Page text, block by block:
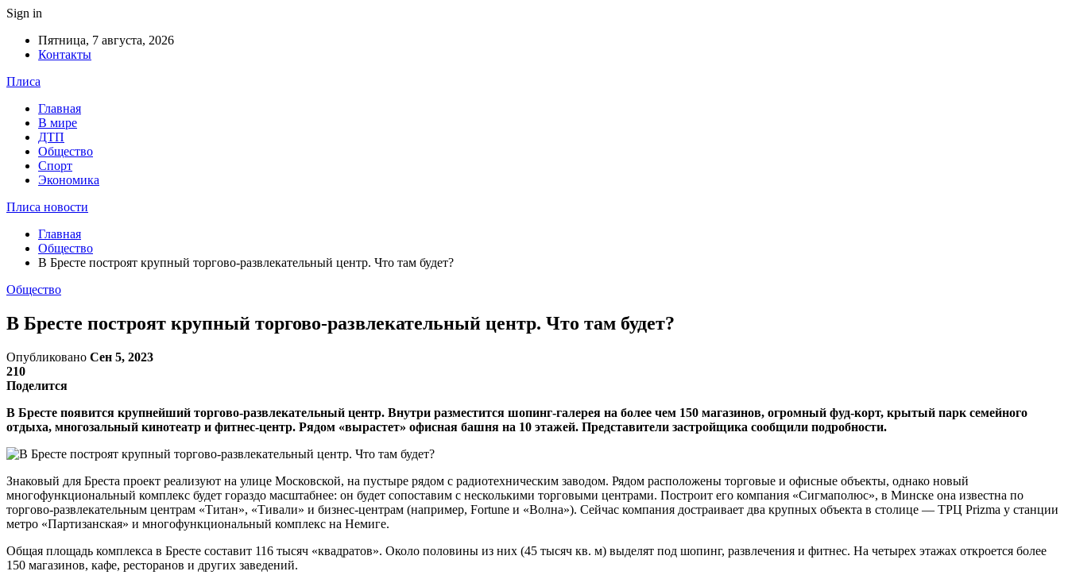
Sign in
Пятница, 7 августа, 2026
Контакты
Плиса
Главная
В мире
ДТП
Общество
Спорт
Экономика
Плиса новости
Главная
Общество
В Бресте построят крупный торгово-развлекательный центр. Что там будет?
Общество
В Бресте построят крупный торгово-развлекательный центр. Что там будет?
Опубликовано Сен 5, 2023
210
Поделится
В Бресте появится крупнейший торгово-развлекательный центр. Внутри разместится шопинг-галерея на более чем 150 магазинов, огромный фуд-корт, крытый парк семейного
отдыха, многозальный кинотеатр и фитнес-центр. Рядом «вырастет» офисная башня на 10 этажей. Представители застройщика сообщили подробности.
Знаковый для Бреста проект реализуют на улице Московской, на пустыре рядом с радиотехническим заводом. Рядом расположены торговые и офисные объекты, однако новый
многофункциональный комплекс будет гораздо масштабнее: он будет сопоставим с несколькими торговыми центрами. Построит его компания «Сигмаполюс», в Минске она известна по
торгово-развлекательным центрам «Титан», «Тивали» и бизнес-центрам (например, Fortune и «Волна»). Сейчас компания достраивает два крупных объекта в столице — ТРЦ Prizma у станции
метро «Партизанская» и многофункциональный комплекс на Немиге.
Общая площадь комплекса в Бресте составит 116 тысяч «квадратов». Около половины из них (45 тысяч кв. м) выделят под шопинг, развлечения и фитнес. На четырех этажах откроется более
150 магазинов, кафе, ресторанов и других заведений.